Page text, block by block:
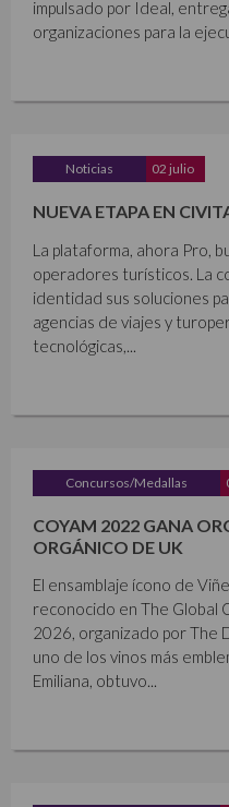
impulsado por Ideal,
organizaciones para la
Noticias 02 julio
NUEVA ETAPA EN
La plataforma, ahora Pro,
operadores turísticos. La
identidad sus soluciones
agencias de viajes y
tecnológicas,...
Concursos/Medallas
COYAM 2022 GANA
ORGÁNICO DE UK
El ensamblaje ícono de
reconocido en The Global
2026, organizado por The
uno de los vinos más
Emiliana, obtuvo...